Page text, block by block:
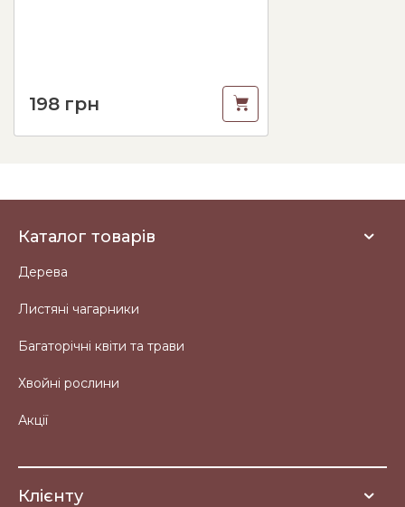
198 грн
Каталог товарів
Дерева
Листяні чагарники
Багаторічні квіти та трави
Хвойні рослини
Акції
Клієнту